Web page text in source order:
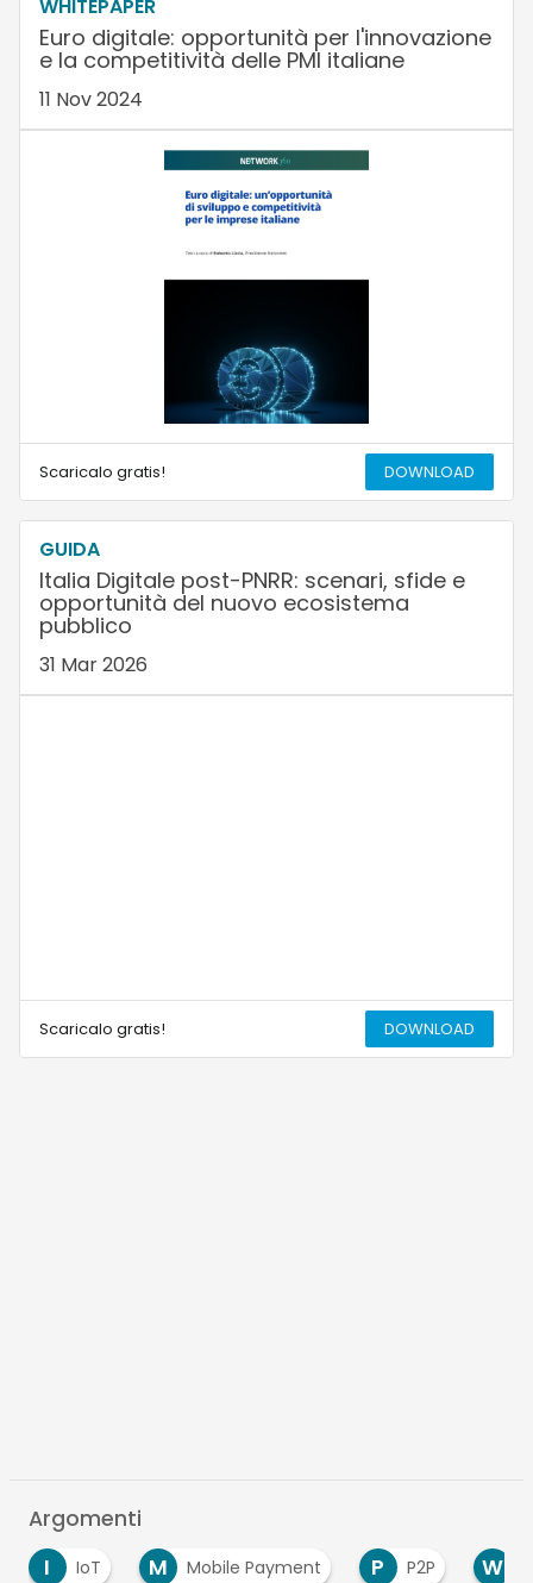
WHITEPAPER
Euro digitale: opportunità per l'innovazione
e la competitività delle PMI italiane
11 Nov 2024
Scaricalo gratis! DOWNLOAD
GUIDA
Italia Digitale post-PNRR: scenari, sfide e
opportunità del nuovo ecosistema
pubblico
31 Mar 2026
Scaricalo gratis! DOWNLOAD
Argomenti
M
Mobile Payment P P2P W Wearable